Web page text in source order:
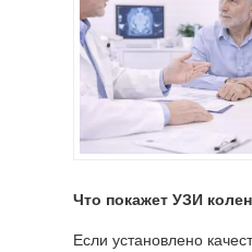
Что покажет УЗИ
Если установлено